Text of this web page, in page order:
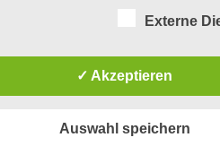
mit oder ohne Hilfe
Ordnen, die Speicherung, die
Auslesen, das Abfragen, die
Externe
✓ Akzeptieren
Auswahl speichern